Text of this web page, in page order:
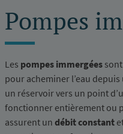
Pompes
Les pompes immergées
pour acheminer l’eau
un réservoir vers un point
fonctionner entièrement ou
assurent un débit constant